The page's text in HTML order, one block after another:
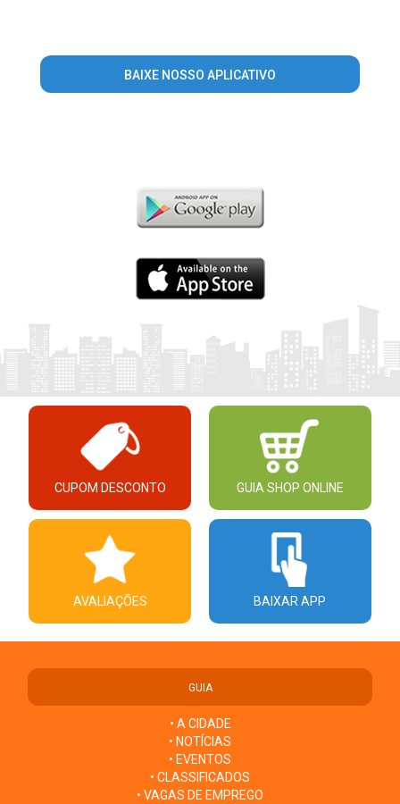
BAIXE NOSSO APLICATIVO
CUPOM DESCONTO GUIA SHOP ONLINE
AVALIAÇÕES BAIXAR APP
GUIA
• A CIDADE
• NOTÍCIAS
• EVENTOS
• CLASSIFICADOS
• VAGAS DE EMPREGO